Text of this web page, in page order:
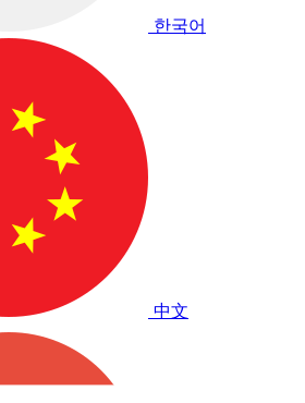
한국어
中文